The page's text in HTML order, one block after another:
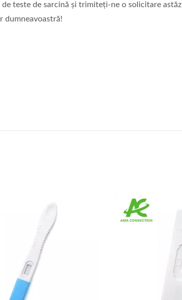
teste de sarcină și trimiteți-ne o solicitare
dumneavoastră!